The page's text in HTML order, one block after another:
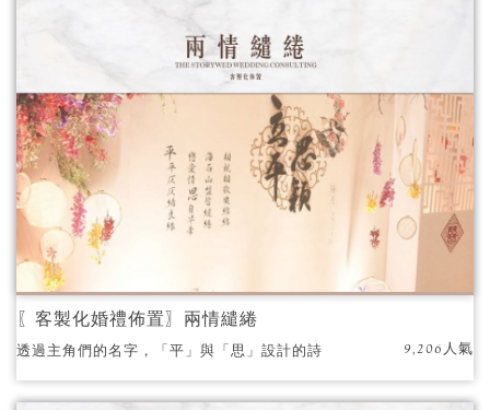
〖客製化婚禮佈置〗兩情繾綣
透過主角們的名字，「平」與「思」設計的詩
詞，描繪出這段屬於兩人的愛情故事，結合中
式古典的元素，方與圓的完美組合，成就這場
9,206人氣